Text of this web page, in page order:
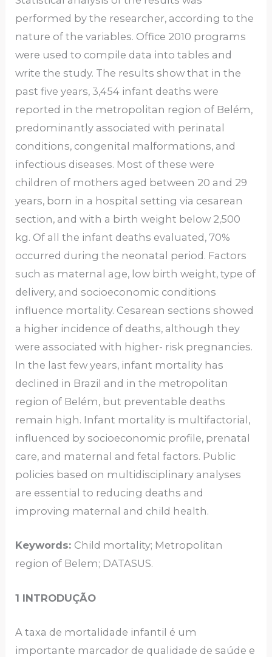
performed by the researcher, according to the
nature of the variables. Office 2010 programs
were used to compile data into tables and
write the study. The results show that in the
past five years, 3,454 infant deaths were
reported in the metropolitan region of Belém,
predominantly associated with perinatal
conditions, congenital malformations, and
infectious diseases. Most of these were
children of mothers aged between 20 and 29
years, born in a hospital setting via cesarean
section, and with a birth weight below 2,500
kg. Of all the infant deaths evaluated, 70%
occurred during the neonatal period. Factors
such as maternal age, low birth weight, type of
delivery, and socioeconomic conditions
influence mortality. Cesarean sections showed
a higher incidence of deaths, although they
were associated with higher- risk pregnancies.
In the last few years, infant mortality has
declined in Brazil and in the metropolitan
region of Belém, but preventable deaths
remain high. Infant mortality is multifactorial,
influenced by socioeconomic profile, prenatal
care, and maternal and fetal factors. Public
policies based on multidisciplinary analyses
are essential to reducing deaths and
improving maternal and child health.
Keywords: Child mortality; Metropolitan
region of Belem; DATASUS.
1 INTRODUÇÃO
A taxa de mortalidade infantil é um
importante marcador de qualidade de saúde e